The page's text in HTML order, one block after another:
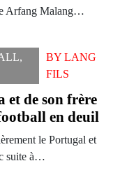
Arfang Malang…
,
BY LANG
FILS
et de son frère
en deuil
le Portugal et
suite à…